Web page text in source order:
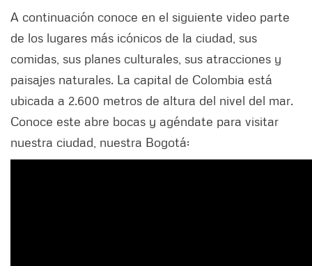
A continuación conoce en el siguiente video parte
de los lugares más icónicos de la ciudad, sus
comidas, sus planes culturales, sus atracciones y
paisajes naturales. La capital de Colombia está
ubicada a 2.600 metros de altura del nivel del mar.
Conoce este abre bocas y agéndate para visitar
nuestra ciudad, nuestra Bogotá: